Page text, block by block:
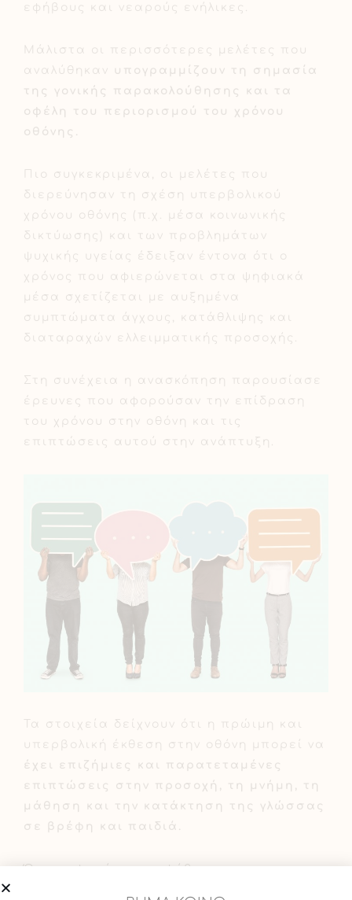
εφήβους και νεαρούς ενήλικες.
Μάλιστα οι περισσότερες μελέτες που
αναλύθηκαν
υπογραμμίζουν τη σημασία
της γονικής παρακολούθησης και τα
οφέλη του περιορισμού του χρόνου
οθόνης.
Πιο συγκεκριμένα, οι μελέτες που
διερεύνησαν τη σχέση υπερβολικού
χρόνου οθόνης (π.χ. μέσα κοινωνικής
δικτύωσης) και των προβλημάτων
ψυχικής υγείας έδειξαν έντονα ότι ο
χρόνος που αφιερώνεται στα ψηφιακά
μέσα σχετίζεται με αυξημένα
συμπτώματα άγχους, κατάθλιψης και
διαταραχών ελλειμματικής προσοχής.
Στη συνέχεια η ανασκόπηση παρουσίασε
έρευνες που αφορούσαν την επίδραση
του χρόνου στην οθόνη και τις
επιπτώσεις αυτού στην ανάπτυξη.
Τα στοιχεία δείχνουν ότι η πρώιμη και
υπερβολική έκθεση στην οθόνη μπορεί να
έχει επιζήμιες και παρατεταμένες
επιπτώσεις στην προσοχή, τη μνήμη, τη
μάθηση και την κατάκτηση της γλώσσας
σε βρέφη και παιδιά.
Όσον αφορά τους εφήβους και τους